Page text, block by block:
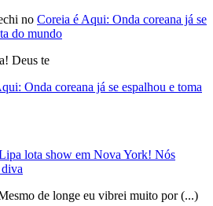
no Coreia é Aqui: Onda coreana já se
do mundo
Deus te
Onda coreana já se espalhou e toma
lota show em Nova York! Nós
de longe eu vibrei muito por (...)